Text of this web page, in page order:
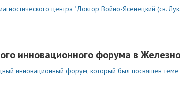
центра "Доктор Войно-Ясенецкий (св.
инновационного форума в
инновационный форум, который был посвящен теме